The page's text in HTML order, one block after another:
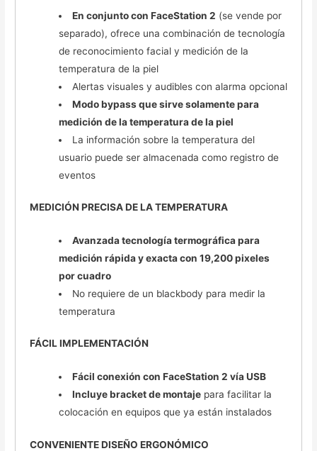
En conjunto con FaceStation 2 (se vende por
separado), ofrece una combinación de tecnología
de reconocimiento facial y medición de la
temperatura de la piel
Alertas visuales y audibles con alarma opcional
Modo bypass que sirve solamente para
medición de la temperatura de la piel
La información sobre la temperatura del
usuario puede ser almacenada como registro de
eventos
MEDICIÓN PRECISA DE LA TEMPERATURA
Avanzada tecnología termográfica para
medición rápida y exacta con 19,200 pixeles
por cuadro
No requiere de un blackbody para medir la
temperatura
FÁCIL IMPLEMENTACIÓN
Fácil conexión con FaceStation 2 vía USB
Incluye bracket de montajepara facilitar la
colocación en equipos que ya están instalados
CONVENIENTE DISEÑO ERGONÓMICO